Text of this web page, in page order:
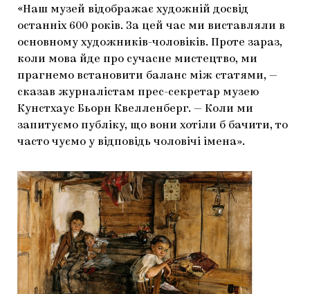
«Наш музей відображає художній досвід
останніх 600 років. За цей час ми виставляли в
основному художників-чоловіків. Проте зараз,
коли мова йде про сучасне мистецтво, ми
прагнемо встановити баланс між статями, —
сказав журналістам прес-секретар музею
Кунстхаус Бьорн Квелленберг. — Коли ми
запитуємо публіку, що вони хотіли б бачити, то
часто чуємо у відповідь чоловічі імена».